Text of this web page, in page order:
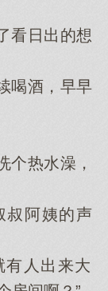
日出的想
酒，早早
热水澡，
阿姨的声
人出来大‌